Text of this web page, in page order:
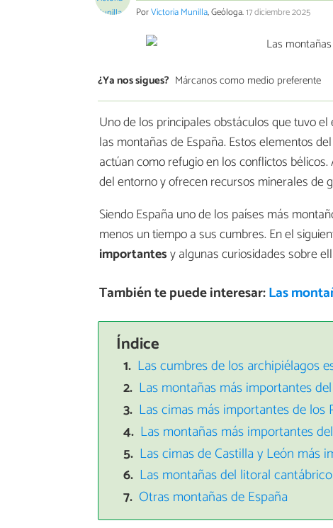
PorVictoria Munilla, Geóloga.17 diciembre 2025
¿Ya nos sigues? Márcanos como medio preferente
Uno de los principales obstáculos que tuvo
las montañas de España. Estos elementos
actúan como refugio en los conflictos
del entorno y ofrecen recursos minerales de
Siendo España uno de los países más
menos un tiempo a sus cumbres. En el
importantesy algunas curiosidades sobre
También te puede interesar:Las
Índice
Las cumbres de los archipiélagos
Las montañas más importantes
Las cimas más importantes de los
Las montañas más importantes
Las cimas de Castilla y León más
Las montañas del litoral
Otras montañas de España